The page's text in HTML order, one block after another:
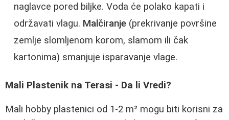
naglavce pored biljke. Voda će polako kapati i
održavati vlagu. Malčiranje (prekrivanje površine
zemlje slomljenom korom, slamom ili čak
kartonima) smanjuje isparavanje vlage.
Mali Plastenik na Terasi - Da li Vredi?
Mali hobby plastenici od 1-2 m² mogu biti korisni za